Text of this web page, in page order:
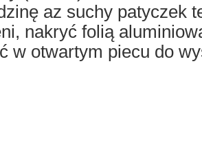
az suchy patyczek
nakryć folią
w otwartym piecu do